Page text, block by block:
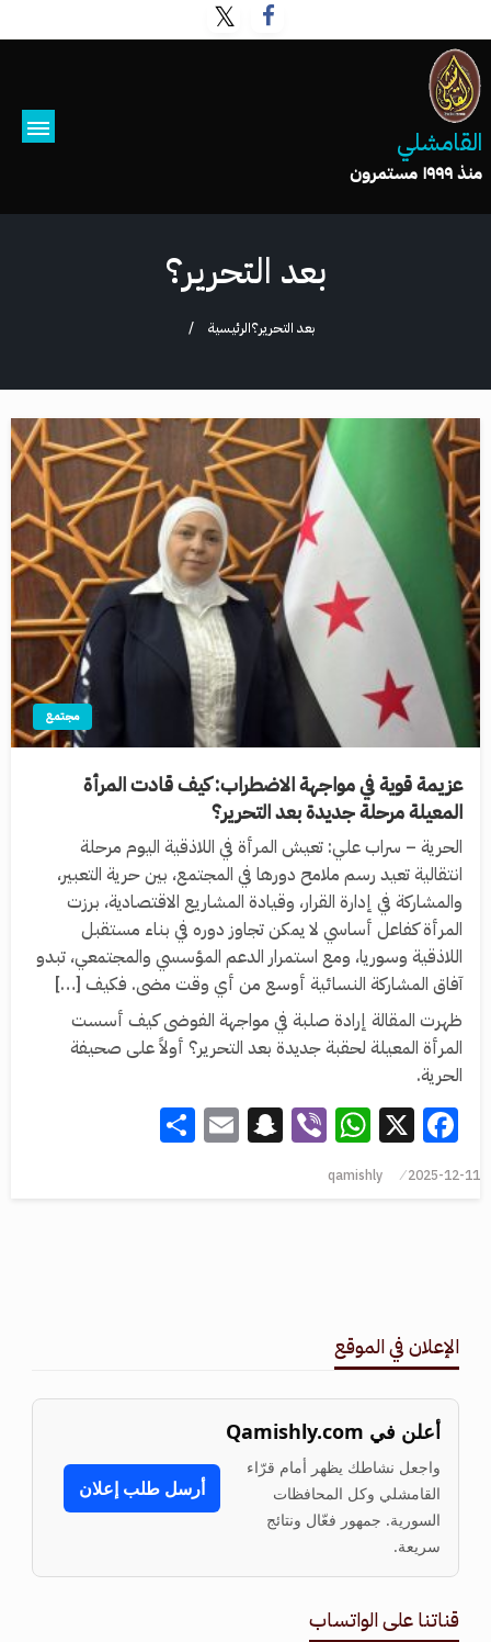
القامشلي
منذ ١٩٩٩ مستمرون
بعد التحرير؟
الرئيسيةبعد التحرير؟
مجتمع
عزيمة قوية في مواجهة الاضطراب: كيف قادت المرأة
المعيلة مرحلة جديدة بعد التحرير؟
الحرية – سراب علي: تعيش المرأة في اللاذقية اليوم مرحلة
انتقالية تعيد رسم ملامح دورها في المجتمع، بين حرية التعبير،
والمشاركة في إدارة القرار، وقيادة المشاريع الاقتصادية، برزت
المرأة كفاعل أساسي لا يمكن تجاوز دوره في بناء مستقبل
اللاذقية وسوريا، ومع استمرار الدعم المؤسسي والمجتمعي، تبدو
آفاق المشاركة النسائية أوسع من أي وقت مضى. فكيف […]
ظهرت المقالة إرادة صلبة في مواجهة الفوضى كيف أسست
المرأة المعيلة لحقبة جديدة بعد التحرير؟ أولاً على صحيفة
الحرية.
Facebook
X
WhatsApp
Viber
Snapchat
Email
2025-12-11
qamishly
الإعلان في الموقع
أعلن في Qamishly.com
واجعل نشاطك يظهر أمام قرّاء
القامشلي وكل المحافظات
السورية. جمهور فعّال ونتائج
سريعة.
أرسل طلب إعلان
قناتنا على الواتساب